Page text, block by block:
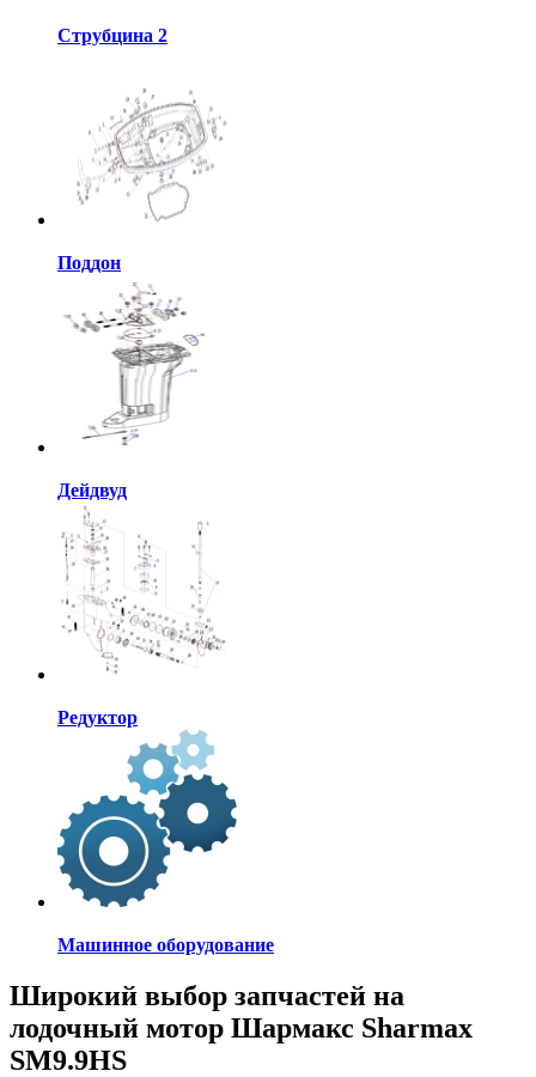
Струбцина 2
Поддон
Дейдвуд
Редуктор
Машинное оборудование
Широкий выбор запчастей на
лодочный мотор Шармакс Sharmax
SM9.9HS